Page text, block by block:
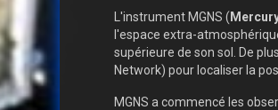
L'instrument MGNS (
l'espace extra-
supérieure de son sol. De
Network) pour localiser la
MGNS a commencé les